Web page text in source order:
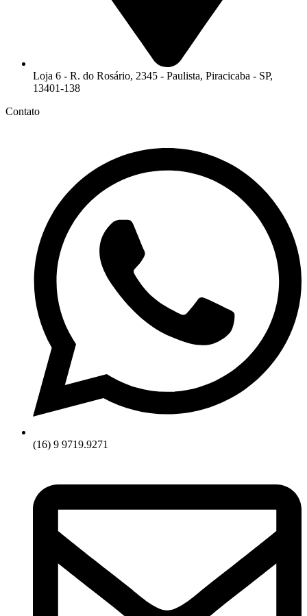
Loja 6 - R. do Rosário, 2345 - Paulista, Piracicaba - SP,
13401-138
Contato
(16) 9 9719.9271